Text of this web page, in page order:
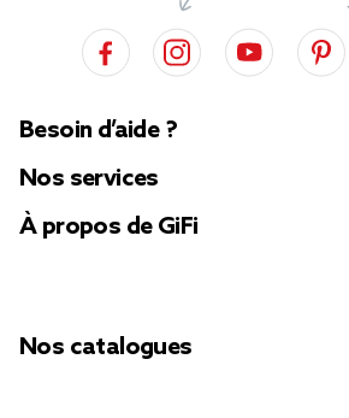
Besoin d’aide ?
Nos services
À propos de GiFi
Nos catalogues